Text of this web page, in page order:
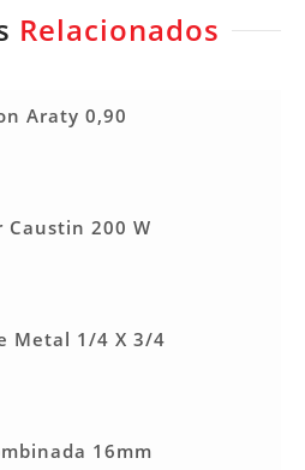
Relacionados
Araty 0,90
Caustin 200 W
Metal 1/4 X 3/4
16mm